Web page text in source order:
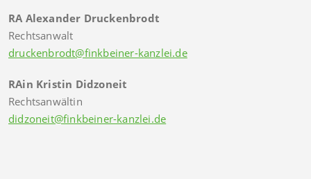
RA Alexander Druckenbrodt
Rechtsanwalt
druckenbrodt@finkbeiner-kanzlei.de
RAin Kristin Didzoneit
Rechtsanwältin
didzoneit@finkbeiner-kanzlei.de